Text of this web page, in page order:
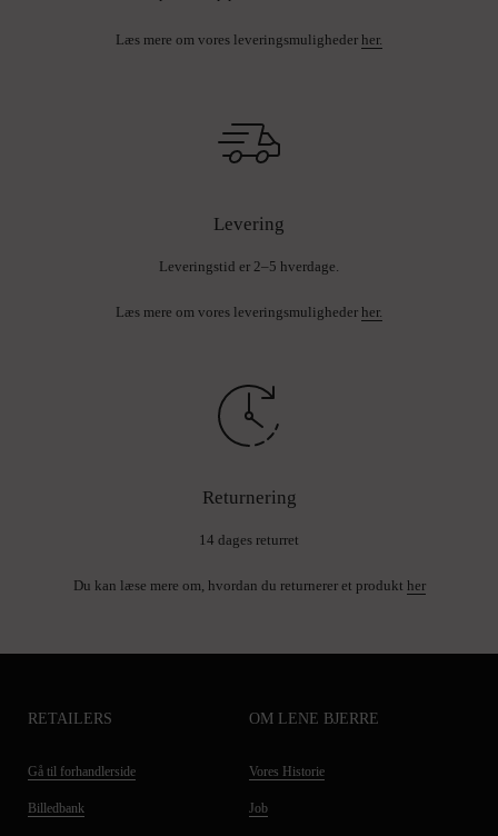
Læs mere om vores leveringsmuligheder her.
Levering
Leveringstid er 2–5 hverdage.
Læs mere om vores leveringsmuligheder her.
Returnering
14 dages returret
Du kan læse mere om, hvordan du returnerer et produkt her
RETAILERS
Gå til forhandlerside
Billedbank
OM LENE BJERRE
Vores Historie
Job